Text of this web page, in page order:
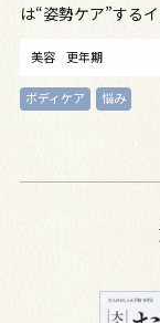
は“姿勢ケア”する
美容 更年期
ボディケア 悩み